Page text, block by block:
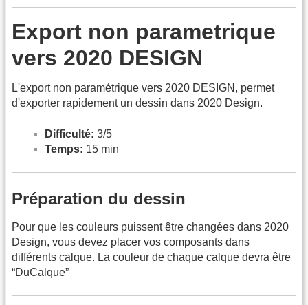
Export non parametrique
vers 2020 DESIGN
L'export non paramétrique vers 2020 DESIGN, permet
d'exporter rapidement un dessin dans 2020 Design.
Difficulté: 3/5
Temps: 15 min
Préparation du dessin
Pour que les couleurs puissent être changées dans 2020
Design, vous devez placer vos composants dans
différents calque. La couleur de chaque calque devra être
“DuCalque”